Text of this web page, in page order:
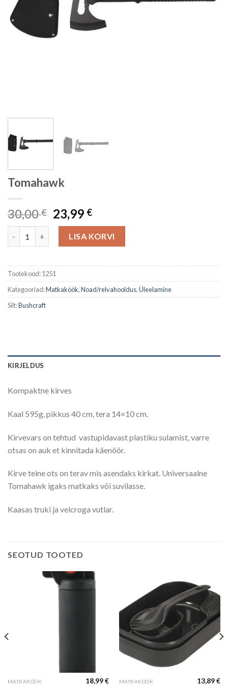
Tomahawk
30,00€ Algne
hind
30,00 €.
23,99 €Current
price
is:
23,99 €.
LISA KORVI
Tootekood:1251
Kategooriad:Matkaköök,Noad/relvahooldus,Üleelamine
Silt:Bushcraft
KIRJELDUS
Kompaktne kirves
Kaal 595g, pikkus 40 cm, tera 14×10 cm.
Kirvevars on tehtud vastupidavast plastiku sulamist, varre
otsas on auk et kinnitada käenöör.
Kirve teine ots on terav mis asendaks kirkat. Universaalne
Tomahawk igaks matkaks või suvilasse.
Kaasas truki ja velcroga vutlar.
SEOTUD TOOTED
MATKAKÖÖK 18,99€ MATKAKÖÖK 13,89€